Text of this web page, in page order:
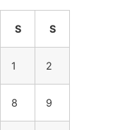
S S
1 2
8 9